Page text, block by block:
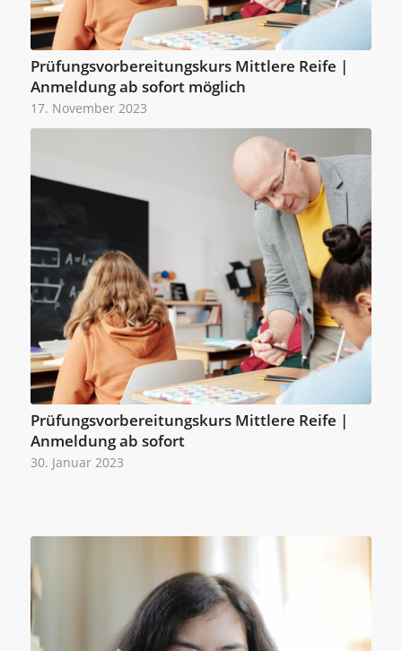
Prüfungsvorbereitungskurs Mittlere Reife |
Anmeldung ab sofort möglich
17. November 2023
Prüfungsvorbereitungskurs Mittlere Reife |
Anmeldung ab sofort
30. Januar 2023